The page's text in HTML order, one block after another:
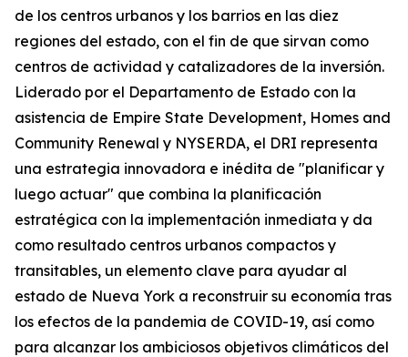
de los centros urbanos y los barrios en las diez
regiones del estado, con el fin de que sirvan como
centros de actividad y catalizadores de la inversión.
Liderado por el Departamento de Estado con la
asistencia de Empire State Development, Homes and
Community Renewal y NYSERDA, el DRI representa
una estrategia innovadora e inédita de "planificar y
luego actuar" que combina la planificación
estratégica con la implementación inmediata y da
como resultado centros urbanos compactos y
transitables, un elemento clave para ayudar al
estado de Nueva York a reconstruir su economía tras
los efectos de la pandemia de COVID-19, así como
para alcanzar los ambiciosos objetivos climáticos del